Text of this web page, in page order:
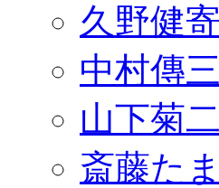
久野健
中村傳
山下菊
斎藤た